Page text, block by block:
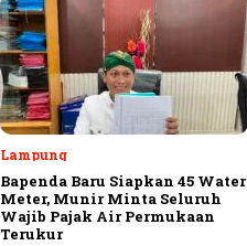
Lampung
Bapenda Baru Siapkan 45 Water
Meter, Munir Minta Seluruh
Wajib Pajak Air Permukaan
Terukur